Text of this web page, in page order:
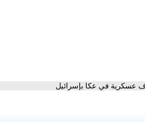
عسكرية في عكا بإسرائيل